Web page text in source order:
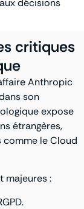
décisions
critiques
Anthropic
son
expose
étrangères,
le Cloud
majeures :